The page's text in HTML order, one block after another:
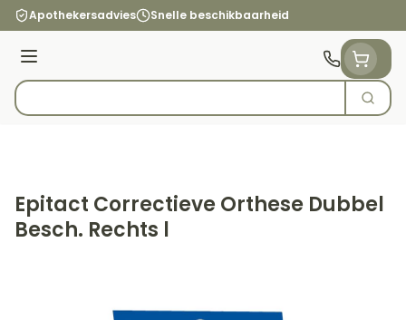
Ga naar de inhoud
Apothekersadvies Snelle beschikbaarheid
Menu
Product, merk, categorie...
Zoek
Epitact Correctieve Orthese Dubbel
Besch. Rechts l